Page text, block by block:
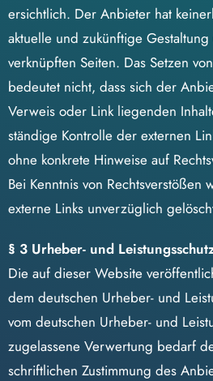
ersichtlich. Der Anbieter hat
aktuelle und zukünftige
verknüpften Seiten. Das Setzen
bedeutet nicht, dass sich der
Verweis oder Link liegenden
ständige Kontrolle der externen
ohne konkrete Hinweise auf
Bei Kenntnis von
externe Links unverzüglich
§ 3 Urheber- und
Die auf dieser Website
dem deutschen Urheber- und
vom deutschen Urheber- und
zugelassene Verwertung bedarf
schriftlichen Zustimmung des